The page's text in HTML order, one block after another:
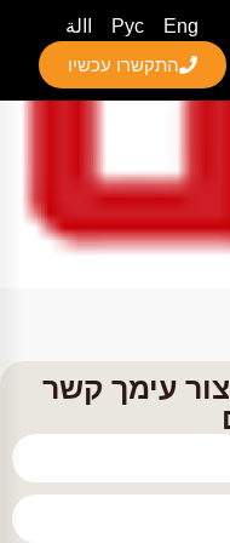
Eng
Рус
االة
התקשרו עכשיו
עימך קשר